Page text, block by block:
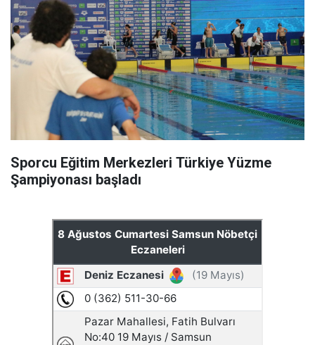
Sporcu Eğitim Merkezleri Türkiye Yüzme
Şampiyonası başladı